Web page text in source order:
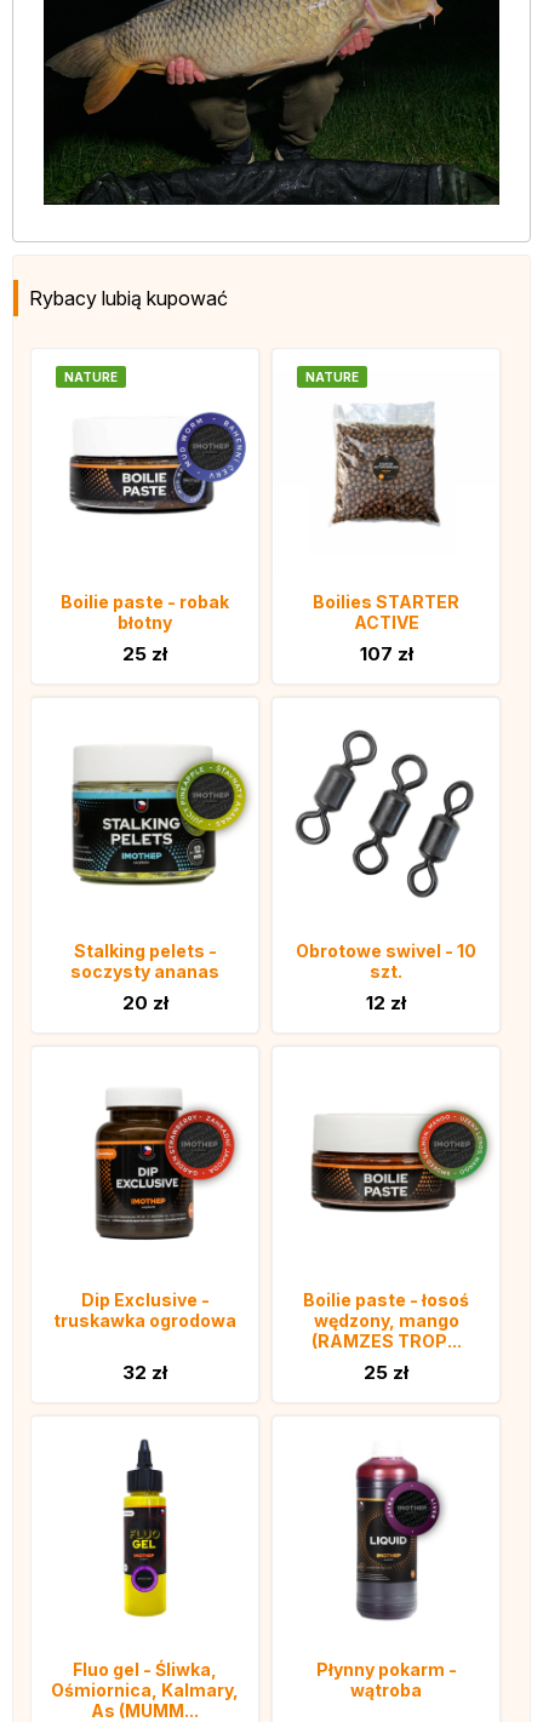
Rybacy lubią kupować
NATURE
Boilie paste - robak
błotny
25 zł
NATURE
Boilies STARTER
ACTIVE
107 zł
Stalking pelets -
soczysty ananas
20 zł
Obrotowe swivel - 10
szt.
12 zł
Dip Exclusive -
truskawka ogrodowa
32 zł
Boilie paste - łosoś
wędzony, mango
(RAMZES TROP...
25 zł
Fluo gel - Śliwka,
Ośmiornica, Kalmary,
As (MUMM...
Płynny pokarm -
wątroba